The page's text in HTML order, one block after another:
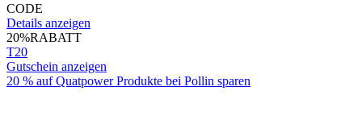
CODE
Details anzeigen
20%RABATT
T20
Gutschein anzeigen
20 % auf Quatpower Produkte bei Pollin sparen